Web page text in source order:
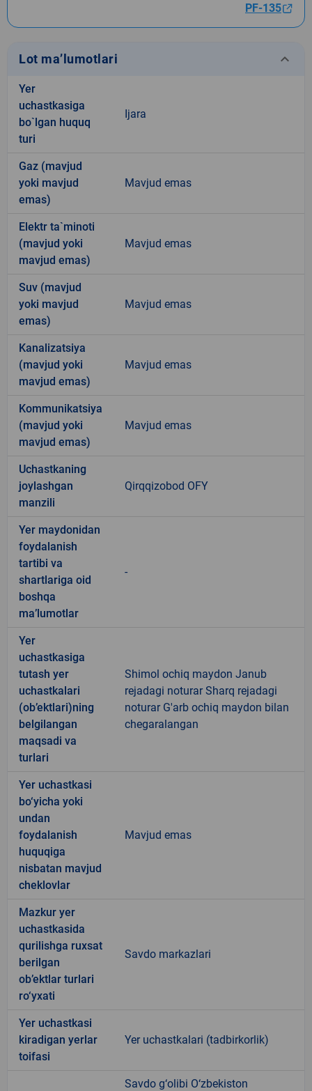
PF-135
Lot ma’lumotlari keyboard_arrow_down
Yer
uchastkasiga
bo`lgan huquq
turi
Ijara
Gaz (mavjud
yoki mavjud
emas)
Mavjud emas
Elektr ta`minoti
(mavjud yoki
mavjud emas)
Mavjud emas
Suv (mavjud
yoki mavjud
emas)
Mavjud emas
Kanalizatsiya
(mavjud yoki
mavjud emas)
Mavjud emas
Kommunikatsiya
(mavjud yoki
mavjud emas)
Mavjud emas
Uchastkaning
joylashgan
manzili
Qirqqizobod OFY
Yer maydonidan
foydalanish
tartibi va
shartlariga oid
boshqa
ma’lumotlar
-
Yer
uchastkasiga
tutash yer
uchastkalari
(ob’ektlari)ning
belgilangan
maqsadi va
turlari
Shimol ochiq maydon Janub
rejadagi noturar Sharq rejadagi
noturar G'arb ochiq maydon bilan
chegaralangan
Yer uchastkasi
bo‘yicha yoki
undan
foydalanish
huquqiga
nisbatan mavjud
cheklovlar
Mavjud emas
Mazkur yer
uchastkasida
qurilishga ruxsat
berilgan
ob’ektlar turlari
ro‘yxati
Savdo markazlari
Yer uchastkasi
kiradigan yerlar
toifasi
Yer uchastkalari (tadbirkorlik)
Savdo g‘olibi O‘zbekiston